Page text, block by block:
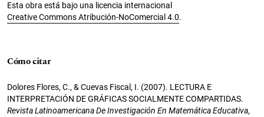
Esta obra está bajo una licencia internacional
Creative Commons Atribución-NoComercial 4.0.
Cómo citar
Dolores Flores, C., & Cuevas Fiscal, I. (2007). LECTURA E
INTERPRETACIÓN DE GRÁFICAS SOCIALMENTE COMPARTIDAS.
Revista Latinoamericana De Investigación En Matemática Educativa,